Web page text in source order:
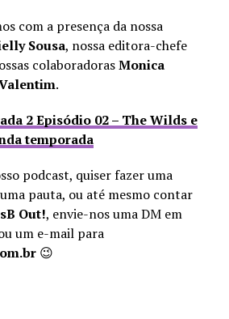
com a presença da nossa
Sousa, nossa editora-chefe
colaboradorasMonica
.
2 Episódio 02 – The Wilds e
temporada
podcast, quiser fazer uma
pauta, ou até mesmo contar
Out!, envie-nos uma DM em
um e-mail para
😉